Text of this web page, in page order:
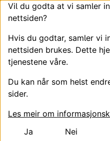
Vil du godta at vi samler
nettsiden?
Hvis du godtar, samler vi
nettsiden brukes. Dette
tjenestene våre.
Du kan når som helst
sider.
Les meir om
Ja
Nei